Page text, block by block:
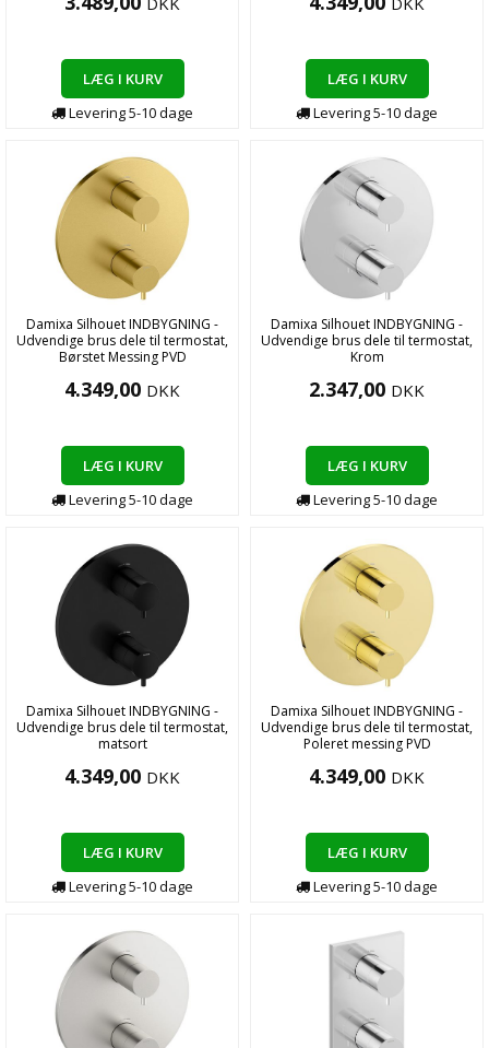
LÆG I KURV
Levering5-10dage
LÆG I KURV
Levering5-10dage
Damixa Silhouet INDBYGNING -
Udvendige brus dele til termostat,
Børstet Messing PVD
4.349,00 DKK
LÆG I KURV
Levering5-10dage
Damixa Silhouet INDBYGNING -
Udvendige brus dele til termostat,
Krom
2.347,00 DKK
LÆG I KURV
Levering5-10dage
Damixa Silhouet INDBYGNING -
Udvendige brus dele til termostat,
matsort
4.349,00 DKK
LÆG I KURV
Levering5-10dage
Damixa Silhouet INDBYGNING -
Udvendige brus dele til termostat,
Poleret messing PVD
4.349,00 DKK
LÆG I KURV
Levering5-10dage